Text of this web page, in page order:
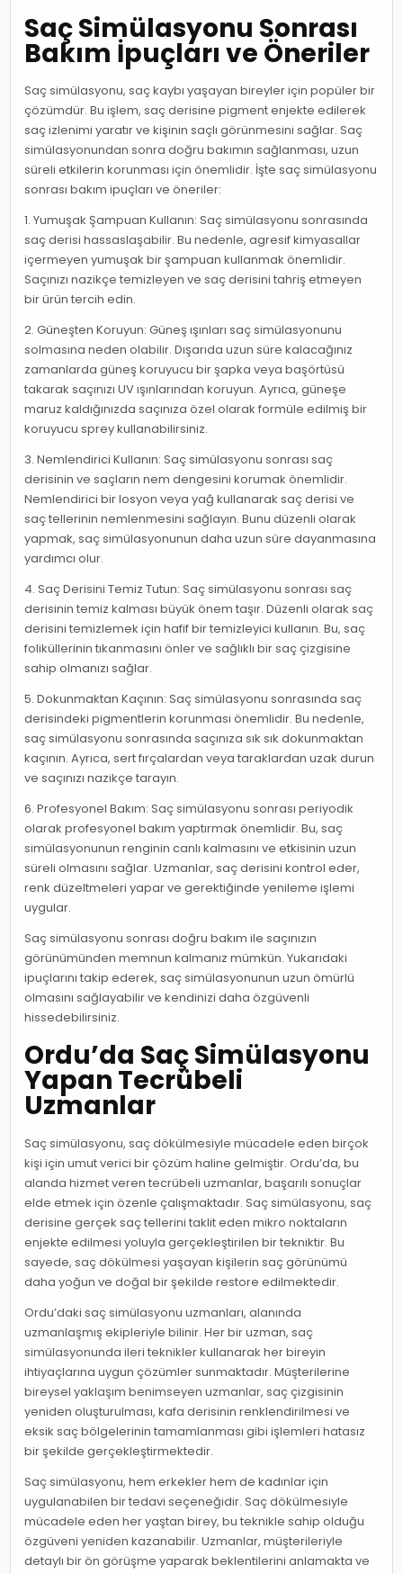
Saç Simülasyonu Sonrası
Bakım İpuçları ve Öneriler
Saç simülasyonu, saç kaybı yaşayan bireyler için popüler bir
çözümdür. Bu işlem, saç derisine pigment enjekte edilerek
saç izlenimi yaratır ve kişinin saçlı görünmesini sağlar. Saç
simülasyonundan sonra doğru bakımın sağlanması, uzun
süreli etkilerin korunması için önemlidir. İşte saç simülasyonu
sonrası bakım ipuçları ve öneriler:
1. Yumuşak Şampuan Kullanın: Saç simülasyonu sonrasında
saç derisi hassaslaşabilir. Bu nedenle, agresif kimyasallar
içermeyen yumuşak bir şampuan kullanmak önemlidir.
Saçınızı nazikçe temizleyen ve saç derisini tahriş etmeyen
bir ürün tercih edin.
2. Güneşten Koruyun: Güneş ışınları saç simülasyonunu
solmasına neden olabilir. Dışarıda uzun süre kalacağınız
zamanlarda güneş koruyucu bir şapka veya başörtüsü
takarak saçınızı UV ışınlarından koruyun. Ayrıca, güneşe
maruz kaldığınızda saçınıza özel olarak formüle edilmiş bir
koruyucu sprey kullanabilirsiniz.
3. Nemlendirici Kullanın: Saç simülasyonu sonrası saç
derisinin ve saçların nem dengesini korumak önemlidir.
Nemlendirici bir losyon veya yağ kullanarak saç derisi ve
saç tellerinin nemlenmesini sağlayın. Bunu düzenli olarak
yapmak, saç simülasyonunun daha uzun süre dayanmasına
yardımcı olur.
4. Saç Derisini Temiz Tutun: Saç simülasyonu sonrası saç
derisinin temiz kalması büyük önem taşır. Düzenli olarak saç
derisini temizlemek için hafif bir temizleyici kullanın. Bu, saç
foliküllerinin tıkanmasını önler ve sağlıklı bir saç çizgisine
sahip olmanızı sağlar.
5. Dokunmaktan Kaçının: Saç simülasyonu sonrasında saç
derisindeki pigmentlerin korunması önemlidir. Bu nedenle,
saç simülasyonu sonrasında saçınıza sık sık dokunmaktan
kaçının. Ayrıca, sert fırçalardan veya taraklardan uzak durun
ve saçınızı nazikçe tarayın.
6. Profesyonel Bakım: Saç simülasyonu sonrası periyodik
olarak profesyonel bakım yaptırmak önemlidir. Bu, saç
simülasyonunun renginin canlı kalmasını ve etkisinin uzun
süreli olmasını sağlar. Uzmanlar, saç derisini kontrol eder,
renk düzeltmeleri yapar ve gerektiğinde yenileme işlemi
uygular.
Saç simülasyonu sonrası doğru bakım ile saçınızın
görünümünden memnun kalmanız mümkün. Yukarıdaki
ipuçlarını takip ederek, saç simülasyonunun uzun ömürlü
olmasını sağlayabilir ve kendinizi daha özgüvenli
hissedebilirsiniz.
Ordu’da Saç Simülasyonu
Yapan Tecrübeli
Uzmanlar
Saç simülasyonu, saç dökülmesiyle mücadele eden birçok
kişi için umut verici bir çözüm haline gelmiştir. Ordu’da, bu
alanda hizmet veren tecrübeli uzmanlar, başarılı sonuçlar
elde etmek için özenle çalışmaktadır. Saç simülasyonu, saç
derisine gerçek saç tellerini taklit eden mikro noktaların
enjekte edilmesi yoluyla gerçekleştirilen bir tekniktir. Bu
sayede, saç dökülmesi yaşayan kişilerin saç görünümü
daha yoğun ve doğal bir şekilde restore edilmektedir.
Ordu’daki saç simülasyonu uzmanları, alanında
uzmanlaşmış ekipleriyle bilinir. Her bir uzman, saç
simülasyonunda ileri teknikler kullanarak her bireyin
ihtiyaçlarına uygun çözümler sunmaktadır. Müşterilerine
bireysel yaklaşım benimseyen uzmanlar, saç çizgisinin
yeniden oluşturulması, kafa derisinin renklendirilmesi ve
eksik saç bölgelerinin tamamlanması gibi işlemleri hatasız
bir şekilde gerçekleştirmektedir.
Saç simülasyonu, hem erkekler hem de kadınlar için
uygulanabilen bir tedavi seçeneğidir. Saç dökülmesiyle
mücadele eden her yaştan birey, bu teknikle sahip olduğu
özgüveni yeniden kazanabilir. Uzmanlar, müşterileriyle
detaylı bir ön görüşme yaparak beklentilerini anlamakta ve